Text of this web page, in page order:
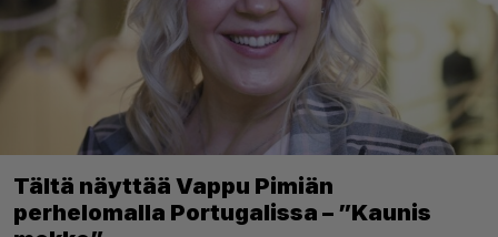
Tältä näyttää Vappu Pimiän
perhelomalla Portugalissa – ”Kaunis